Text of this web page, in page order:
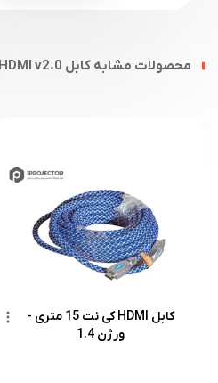
محصولات مشابه کابل HDMI v2.0 فیبر نوری فرانت 15 متری
کابل HDMI کی نت 15 متری -
ورژن 1.4